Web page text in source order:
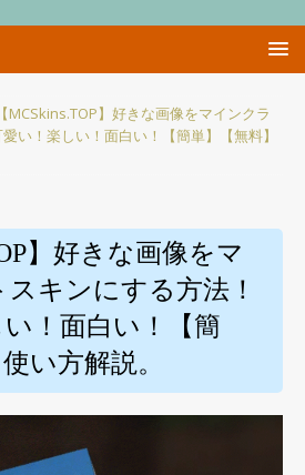
【MCSkins.TOP】好きな画像をマインクラ
い！楽しい！面白い！【簡単】【無料】
】好きな画像をマ
キンにする方法！
！面白い！【簡
い方解説。